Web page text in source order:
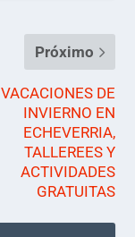
Próximo
VACACIONES DE
INVIERNO EN
ECHEVERRIA,
TALLEREES Y
ACTIVIDADES
GRATUITAS